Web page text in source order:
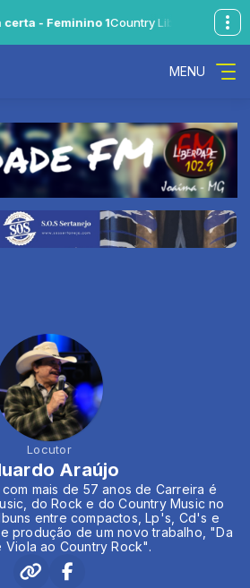
- Feminino 1Country Liberdade das
MENU
Locutor
Araújo
mais de 57 anos de Carreira é
do Rock e do Country Music no
entre compactos, Lp's, Cd's e
produção de um novo trabalho, "Da
Viola ao Country Rock".